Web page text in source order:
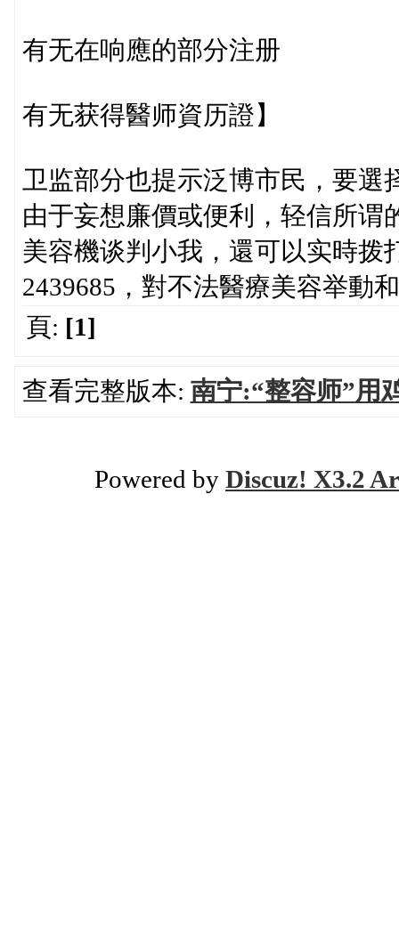
有无在响應的部分注册
有无获得醫师資历證】
卫监部分也提示泛博市民，要選
由于妄想廉價或便利，轻信所谓
美容機谈判小我，還可以实時拨
2439685，對不法醫療美容举動
頁: [1]
查看完整版本: 南宁:“整容师”用
Powered by Discuz! X3.2